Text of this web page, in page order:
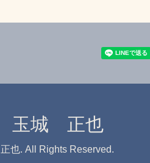
玉城 正也
也. All Rights Reserved.